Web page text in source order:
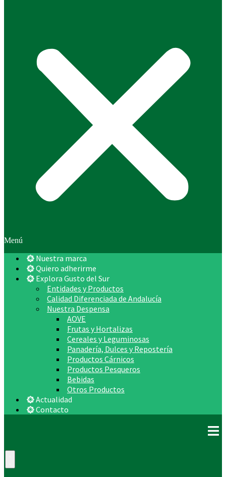
Menú
Nuestra marca
Quiero adherirme
Explora Gusto del Sur
Entidades y Productos
Calidad Diferenciada de Andalucía
Nuestra Despensa
AOVE
Frutas y Hortalizas
Cereales y Leguminosas
Panadería, Dulces y Repostería
Productos Cárnicos
Productos Pesqueros
Bebidas
Otros Productos
Actualidad
Contacto